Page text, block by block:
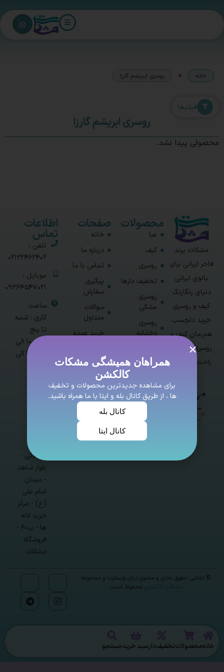
0
خانه » روسری ابریشم گارزا
فیلترها
روسری ابریشم گارزا
محصولی پیدا نشد.
مشکات برند
فاخر ایرانی برای
بانوی ایرانی
دنیای رنگارنگ
کیف و روسری
خرید دلچسب
هم‌زمان کیف و
روسری با خیال
راحت و قیمت
عالی
محصولات
عبا
کیف
روسری
تخفیف دارها
روسری
مشکی
روسری
دخترانه
روسری
منتخب و پر
فروش
محصولات
قیمت
صفحات
خانه
درباره ما
تماس با ما
پیگیری
سفارش
سوالات
متداول
خرید عمده
حساب
کاربری /
ورود / ثبت
نام
اطلاعات
تماس
تلفن :
02122462402
موبایل :
09364547021
ساعت
کاری : شنبه
تا پنج
شنبه 10 الی
14 و 16 الی
محلاتی -
بلوار شاهد
- میدان
امام علی
(ع) - مرکز
خرید لاله
ها - پ۶۰ -
فروشگاه
مشکات
© تمامی حقوق مادی و معنوی برای وبسایت و مجموعه
محفوظ است.
خانهمحصولاتتخفیف‌دارسبد خریدجستجو
همراهان همیشگی مشکات
کالکشن
برای مشاهده جدیدترین محصولات و تخفیف
ها ، از طریق کانال بله و ایتا با ما همراه باشید.
کانال بله
کانال ایتا